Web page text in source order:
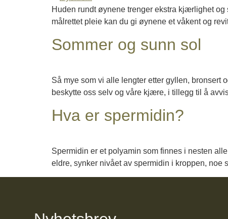
Huden rundt øynene trenger ekstra kjærlighet
målrettet pleie kan du gi øynene et våkent og
Sommer og sunn sol
Så mye som vi alle lengter etter gyllen, bronsert
beskytte oss selv og våre kjære, i tillegg til å
Hva er spermidin?
Spermidin er et polyamin som finnes i nesten
eldre, synker nivået av spermidin i kroppen, noe